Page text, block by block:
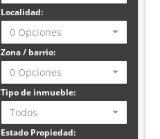
Localidad:
0 Opciones
Zona / barrio:
0 Opciones
Tipo de inmueble:
Todos
Estado Propiedad: